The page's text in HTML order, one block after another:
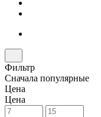
Фильтр
Сначала популярные
Цена
Цена